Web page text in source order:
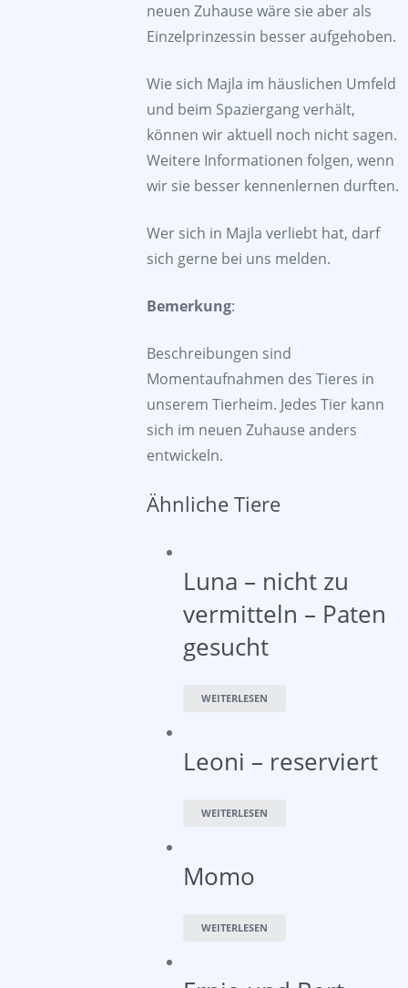
neuen Zuhause wäre sie aber als
Einzelprinzessin besser aufgehoben.
Wie sich Majla im häuslichen Umfeld
und beim Spaziergang verhält,
können wir aktuell noch nicht sagen.
Weitere Informationen folgen, wenn
wir sie besser kennenlernen durften.
Wer sich in Majla verliebt hat, darf
sich gerne bei uns melden.
Bemerkung:
Beschreibungen sind
Momentaufnahmen des Tieres in
unserem Tierheim. Jedes Tier kann
sich im neuen Zuhause anders
entwickeln.
Ähnliche Tiere
Luna – nicht zu
vermitteln – Paten
gesucht
WEITERLESEN
Leoni – reserviert
WEITERLESEN
Momo
WEITERLESEN